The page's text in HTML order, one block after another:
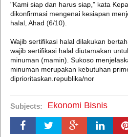
"Kami siap dan harus siap," kata
dikonfirmasi mengenai kesiapan
halal, Ahad (6/10).
Wajib sertifikasi halal dilakukan
wajib sertifikasi halal diutamakan
minuman (mamin). Sukoso
minuman merupakan kebutuhan
diprioritaskan.republika/nor
Subjects: Ekonomi Bisnis